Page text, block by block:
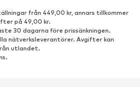
Populärt
Stövletter
Stövlar
från 449,00 kr, annars tillkommer
på 49,00 kr.
30 dagarna före prissänkningen.
nätverksleverantörer. Avgifter kan
utlandet.